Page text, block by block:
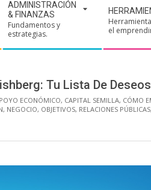
ADMINISTRACIÓN
& FINANZAS
Fundamentos y
estrategias.
el
Tu Lista De
ECONÓMICO, CAPITAL SEMILLA, CÓMO
, NEGOCIO, OBJETIVOS, RELACIONES PÚBLICAS,